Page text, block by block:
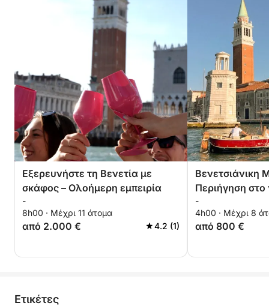
Εξερευνήστε τη Βενετία με
σκάφος – Ολοήμερη εμπειρία
-
8h00 · Μέχρι 11 άτομα
από 2.000 € 4.2 (1)
Βενετσιάνικη
Περιήγηση στο
Tortuga
-
4h00 · Μέχρι 8
από 800 €
Eτικέτες